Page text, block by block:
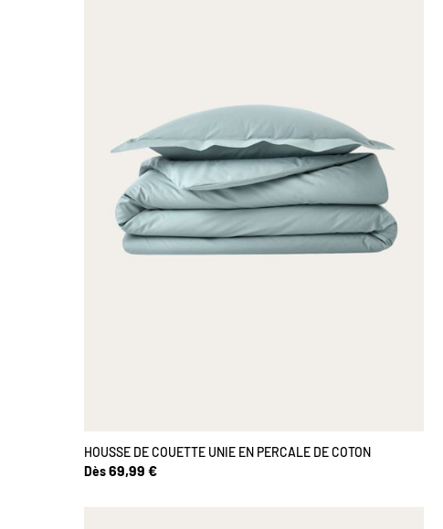
HOUSSE DE COUETTE UNIE EN PERCALE DE COTON
Dès69,99 €